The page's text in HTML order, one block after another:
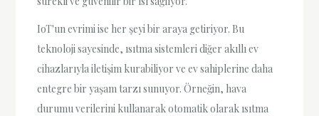
IoT'un evrimi ise her şeyi bir araya getiriyor. Bu
teknoloji sayesinde, ısıtma sistemleri diğer akıllı ev
cihazlarıyla iletişim kurabiliyor ve ev sahiplerine daha
entegre bir yaşam tarzı sunuyor. Örneğin, hava
durumu verilerini kullanarak otomatik olarak ısıtma